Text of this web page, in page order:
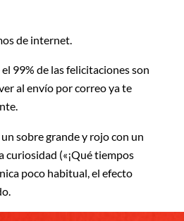
de internet.
99% de las felicitaciones son
al envío por correo ya te
un sobre grande y rojo con un
curiosidad («¡Qué tiempos
poco habitual, el efecto